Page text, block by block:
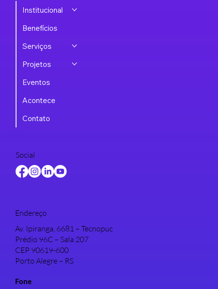
Institucional
Benefícios
Serviços
Projetos
Eventos
Acontece
Contato
Social
Endereço
Av. Ipiranga, 6681 – Tecnopuc
Prédio 96C – Sala 207
CEP 90619-600
Porto Alegre – RS
Fone